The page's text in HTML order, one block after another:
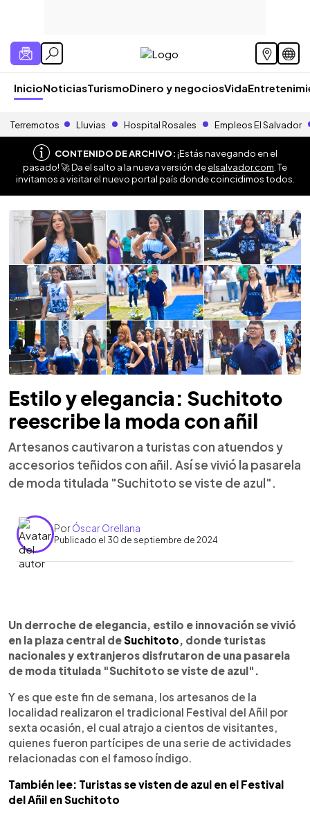
InicioNoticiasTurismoDinero y negociosVida
Terremotos Lluvias Hospital Rosales Empleos El Salvador
CONTENIDO DE ARCHIVO:¡Estás navegando en el
pasado! 🚀 Da el salto a la nueva versión deelsalvador.com . Te
invitamos a visitar el nuevo portal país donde coincidimos todos.
Estilo y elegancia: Suchitoto
reescribe la moda con añil
Artesanos cautivaron a turistas con atuendos y
accesorios teñidos con añil. Así se vivió la pasarela
de moda titulada "Suchitoto se viste de azul".
PorÓscar Orellana
Publicado el 30 de septiembre de 2024
Escuchar artículo
Un derroche de elegancia, estilo e innovación se vivió
en la plaza central deSuchitoto, donde turistas
nacionales y extranjeros disfrutaron de una pasarela
de moda titulada "Suchitoto se viste de azul".
Y es que este fin de semana, los artesanos de la
localidad realizaron el tradicional Festival del Añil por
sexta ocasión, el cual atrajo a cientos de visitantes,
quienes fueron partícipes de una serie de actividades
relacionadas con el famoso índigo.
También lee: Turistas se visten de azul en el Festival
del Añil en Suchitoto